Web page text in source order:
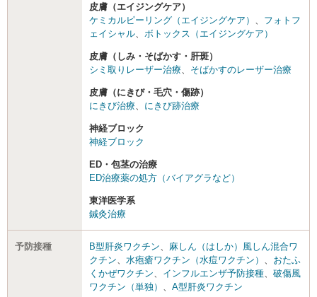
皮膚（エイジングケア）
ケミカルピーリング（エイジングケア）
フォトフ
ェイシャル
ボトックス（エイジングケア）
皮膚（しみ・そばかす・肝斑）
シミ取りレーザー治療
そばかすのレーザー治療
皮膚（にきび・毛穴・傷跡）
にきび治療
にきび跡治療
神経ブロック
神経ブロック
ED・包茎の治療
ED治療薬の処方（バイアグラなど）
東洋医学系
鍼灸治療
予防接種 B型肝炎ワクチン
麻しん（はしか）風しん混合ワ
クチン
水疱瘡ワクチン（水痘ワクチン）
おたふ
くかぜワクチン
インフルエンザ予防接種
破傷風
ワクチン（単独）
A型肝炎ワクチン